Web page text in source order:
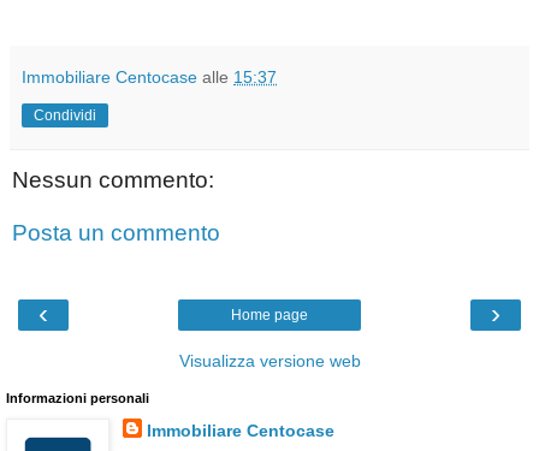
Immobiliare Centocase alle 15:37
Condividi
Nessun commento:
Posta un commento
‹ ›
Home page
Visualizza versione web
Informazioni personali
Immobiliare Centocase